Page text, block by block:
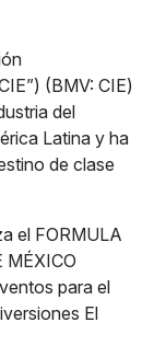
(BMV: CIE)
del
Latina y ha
de clase
el FORMULA
MÉXICO
para el
El